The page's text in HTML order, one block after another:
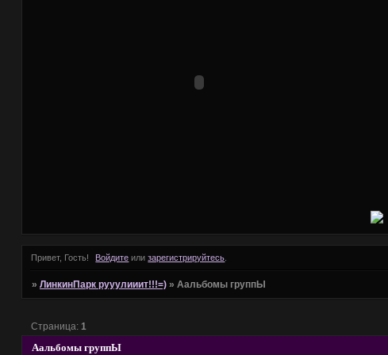
Привет, Гость! Войдите илизарегистрируйтесь
» ЛинкинПарк рууулииит!!!=) » Аальбомы группЫ
Аальбомы группЫ
Страница: 1